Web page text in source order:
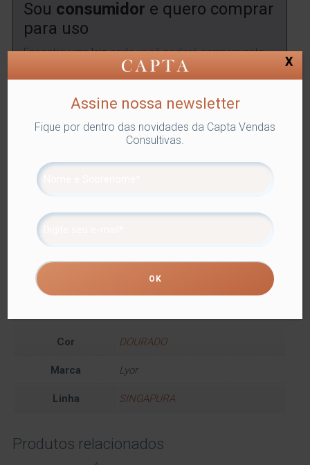
Sou consumidor e quero comprar
para uso
Encontre umalojaonde você poderá comprar este
ENCONTRAR
LYOR-4566 Categorias:BANDEJAS,Lyor,Utilidades
Domésticas
Informação adicional
Cor DOURADO
Marca Lyor
Linha SINGAPURA
Produtos relacionados
Assine nossa newsletter
Fique por dentro das novidades da Capta Vendas
Consultivas.
X